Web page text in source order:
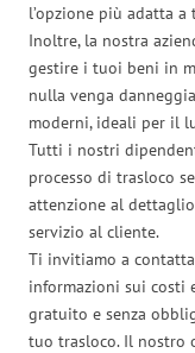
l’opzione più adatta a
Inoltre, la nostra
gestire i tuoi beni in
nulla venga
moderni, ideali per il
Tutti i nostri
processo di trasloco
attenzione al
servizio al cliente.
Ti invitiamo a
informazioni sui costi
gratuito e senza
tuo trasloco. Il nostro